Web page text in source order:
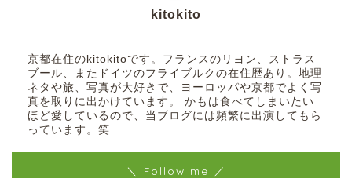
kitokito
京都在住のkitokitoです。フランスのリヨン、ストラス
ブール、またドイツのフライブルクの在住歴あり。地理
ネタや旅、写真が大好きで、ヨーロッパや京都でよく写
真を取りに出かけています。 かもは食べてしまいたい
ほど愛しているので、当ブログには頻繁に出演してもら
っています。笑
＼ Follow me ／